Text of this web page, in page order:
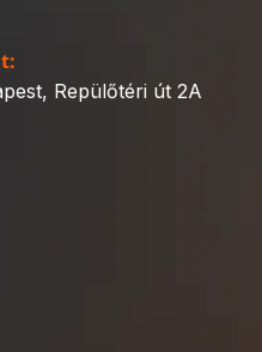
Repülőtéri út 2A